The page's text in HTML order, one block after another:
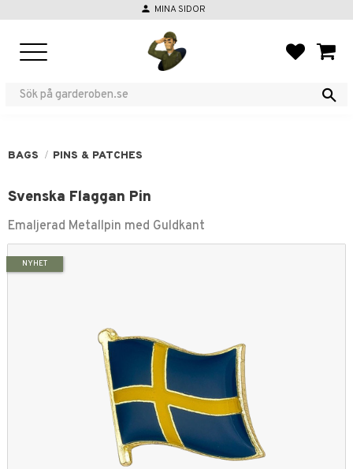
person MINA SIDOR
BAGS PINS & PATCHES
Svenska Flaggan Pin
Emaljerad Metallpin med Guldkant
NYHET